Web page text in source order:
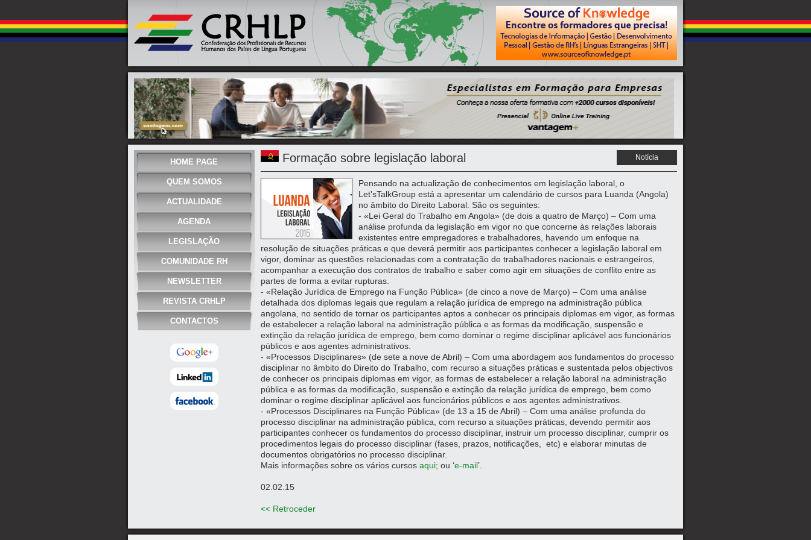
HOME PAGE
QUEM SOMOS
ACTUALIDADE
AGENDA
LEGISLAÇÃO
COMUNIDADE RH
NEWSLETTER
REVISTA CRHLP
CONTACTOS
Formação sobre legislação laboral Notícia
Pensando na actualização de conhecimentos em legislação laboral, o
Let'sTalkGroup está a apresentar um calendário de cursos para Luanda (Angola)
no âmbito do Direito Laboral. São os seguintes:
- «Lei Geral do Trabalho em Angola» (de dois a quatro de Março) – Com uma
análise profunda da legislação em vigor no que concerne às relações laborais
existentes entre empregadores e trabalhadores, havendo um enfoque na
resolução de situações práticas e que deverá permitir aos participantes conhecer a legislação laboral em
vigor, dominar as questões relacionadas com a contratação de trabalhadores nacionais e estrangeiros,
acompanhar a execução dos contratos de trabalho e saber como agir em situações de conflito entre as
partes de forma a evitar rupturas.
- «Relação Jurídica de Emprego na Função Pública» (de cinco a nove de Março) – Com uma análise
detalhada dos diplomas legais que regulam a relação jurídica de emprego na administração pública
angolana, no sentido de tornar os participantes aptos a conhecer os principais diplomas em vigor, as formas
de estabelecer a relação laboral na administração pública e as formas da modificação, suspensão e
extinção da relação jurídica de emprego, bem como dominar o regime disciplinar aplicável aos funcionários
públicos e aos agentes administrativos.
- «Processos Disciplinares» (de sete a nove de Abril) – Com uma abordagem aos fundamentos do processo
disciplinar no âmbito do Direito do Trabalho, com recurso a situações práticas e sustentada pelos objectivos
de conhecer os principais diplomas em vigor, as formas de estabelecer a relação laboral na administração
pública e as formas da modificação, suspensão e extinção da relação jurídica de emprego, bem como
dominar o regime disciplinar aplicável aos funcionários públicos e aos agentes administrativos.
- «Processos Disciplinares na Função Pública» (de 13 a 15 de Abril) – Com uma análise profunda do
processo disciplinar na administração pública, com recurso a situações práticas, devendo permitir aos
participantes conhecer os fundamentos do processo disciplinar, instruir um processo disciplinar, cumprir os
procedimentos legais do processo disciplinar (fases, prazos, notificações, etc) e elaborar minutas de
documentos obrigatórios no processo disciplinar.
Mais informações sobre os vários cursos aqui; ou ‘e-mail’.
02.02.15
<< Retroceder